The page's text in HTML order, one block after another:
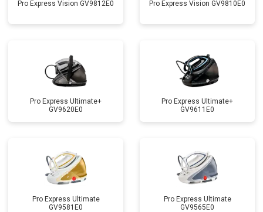
Pro Express Vision GV9812E0 Pro Express Vision GV9810E0
Pro Express Ultimate+
GV9620E0
Pro Express Ultimate+
GV9611E0
Pro Express Ultimate
GV9581E0
Pro Express Ultimate
GV9565E0